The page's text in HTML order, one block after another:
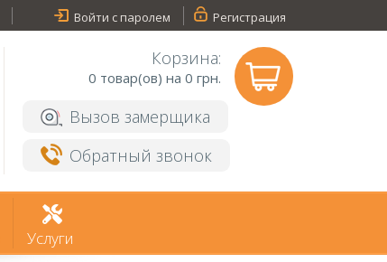
Войти с паролем Регистрация
Корзина:
0 товар(ов) на 0 грн.
Вызов замерщика
Обратный звонок
Услуги